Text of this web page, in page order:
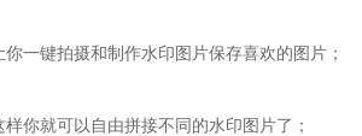
键拍摄和制作水印图片保存喜欢的图片；
就可以自由拼接不同的水印图片了；